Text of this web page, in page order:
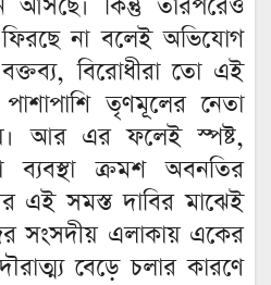
আসছে। কিন্তু তারপরেও
না বলেই অভিযোগ
বিরোধীরা তো এই
তৃণমূলের নেতা
আর এর ফলেই স্পষ্ট,
ব্যবস্থা ক্রমশ অবনতির
এই সমস্ত দাবির মাঝেই
সংসদীয় এলাকায় একের
বেড়ে চলার কারণে